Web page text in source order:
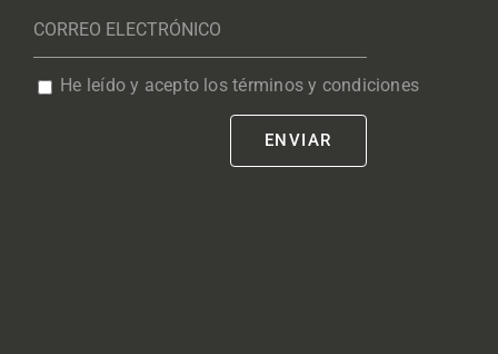
He leído y acepto los términos y condiciones